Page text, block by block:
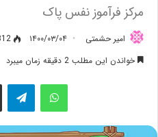
مرکز فرآموز نفس پاک
امیر حشمتی ۱۴۰۰/۰۳/۰۴
خواندن این مطلب 2 دقیقه زمان میبرد
واتس آپ